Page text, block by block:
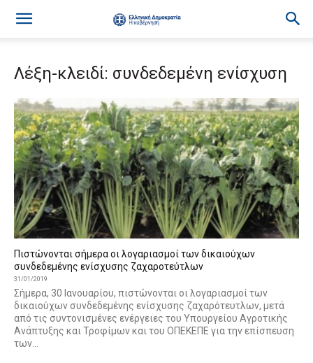
Λέξη-κλειδί: συνδεδεμένη ενίσχυση
Πιστώνονται σήμερα οι λογαριασμοί των δικαιούχων
συνδεδεμένης ενίσχυσης ζαχαροτεύτλων
31/01/2019
Σήμερα, 30 Ιανουαρίου, πιστώνονται οι λογαριασμοί των
δικαιούχων συνδεδεμένης ενίσχυσης ζαχαρότευτλων, μετά
από τις συντονισμένες ενέργειες του Υπουργείου Αγροτικής
Ανάπτυξης και Τροφίμων και του ΟΠΕΚΕΠΕ για την επίσπευση
των...